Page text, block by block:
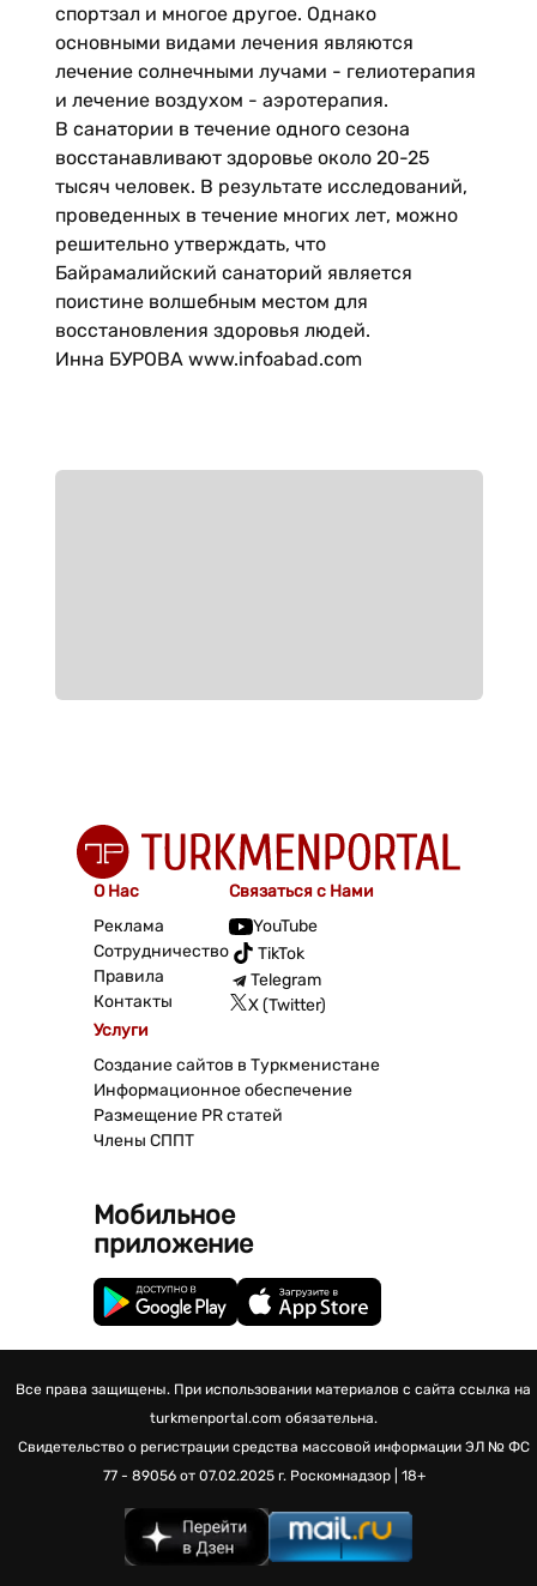
спортзал и многое другое. Однако
основными видами лечения являются
лечение солнечными лучами - гелиотерапия
и лечение воздухом - аэротерапия.
В санатории в течение одного сезона
восстанавливают здоровье около 20-25
тысяч человек. В результате исследований,
проведенных в течение многих лет, можно
решительно утверждать, что
Байрамалийский санаторий является
поистине волшебным местом для
восстановления здоровья людей.
Инна БУРОВА www.infoabad.com
О Нас
Реклама
Сотрудничество
Правила
Контакты
Связаться с Нами
YouTube
TikTok
Telegram
X (Twitter)
Услуги
Создание сайтов в Туркменистане
Информационное обеспечение
Размещение PR статей
Члены СППТ
Мобильное
приложение
Все права защищены. При использовании материалов с сайта ссылка на
turkmenportal.com обязательна.
Свидетельство о регистрации средства массовой информации ЭЛ № ФС
77 - 89056 от 07.02.2025 г. Роскомнадзор | 18+